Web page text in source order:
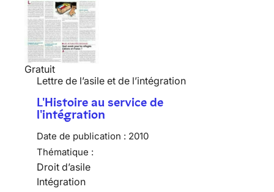
Gratuit
Lettre de l’asile et de l’intégration
L'Histoire au service de
l'intégration
Date de publication : 2010
Thématique :
Droit d’asile
Intégration